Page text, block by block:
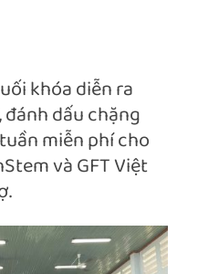
khóa diễn ra
dấu chặng
miễn phí cho
và GFT Việt